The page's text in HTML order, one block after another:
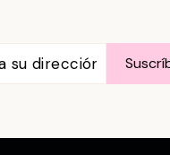
INTRODUZCA
SU
SUSCRÍBASE
A